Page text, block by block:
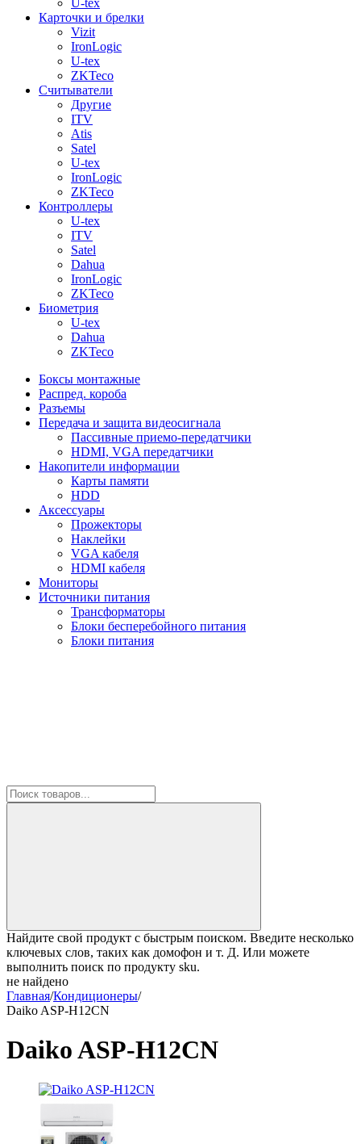
U-tex
Карточки и брелки
Vizit
IronLogic
U-tex
ZKTeco
Считыватели
Другие
ITV
Atis
Satel
U-tex
IronLogic
ZKTeco
Контроллеры
U-tex
ITV
Satel
Dahua
IronLogic
ZKTeco
Биометрия
U-tex
Dahua
ZKTeco
Боксы монтажные
Распред. короба
Разъемы
Передача и защита видеосигнала
Пассивные приемо-передатчики
HDMI, VGA передатчики
Накопители информации
Карты памяти
HDD
Аксессуары
Прожекторы
Наклейки
VGA кабеля
HDMI кабеля
Мониторы
Источники питания
Трансформаторы
Блоки бесперебойного питания
Блоки питания
Найдите свой продукт с быстрым поиском. Введите несколько
ключевых слов, таких как домофон и т. Д. Или можете
выполнить поиск по продукту sku.
не найдено
Главная/Кондиционеры/
Daiko ASP-H12CN
Daiko ASP-H12CN